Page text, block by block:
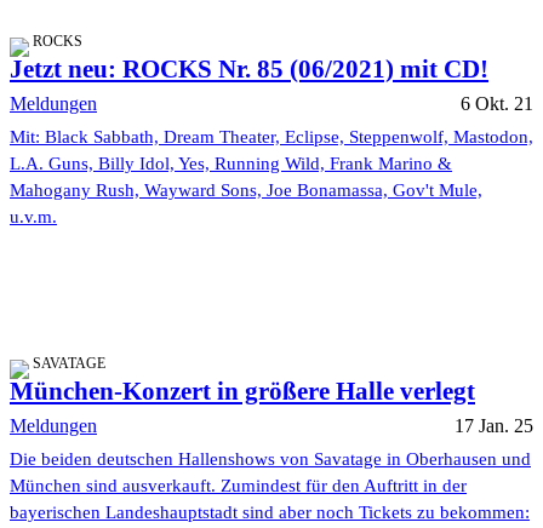
ROCKS
Jetzt neu: ROCKS Nr. 85 (06/2021) mit CD!
Meldungen 6 Okt. 21
Mit: Black Sabbath, Dream Theater, Eclipse, Steppenwolf, Mastodon,
L.A. Guns, Billy Idol, Yes, Running Wild, Frank Marino &
Mahogany Rush, Wayward Sons, Joe Bonamassa, Gov't Mule,
u.v.m.
SAVATAGE
München-Konzert in größere Halle verlegt
Meldungen 17 Jan. 25
Die beiden deutschen Hallenshows von Savatage in Oberhausen und
München sind ausverkauft. Zumindest für den Auftritt in der
bayerischen Landeshauptstadt sind aber noch Tickets zu bekommen: